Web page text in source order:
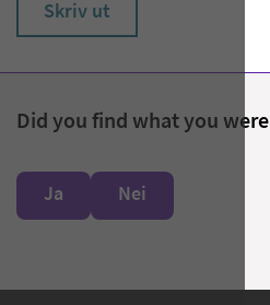
Skriv ut
Did you find what you
Ja Nei